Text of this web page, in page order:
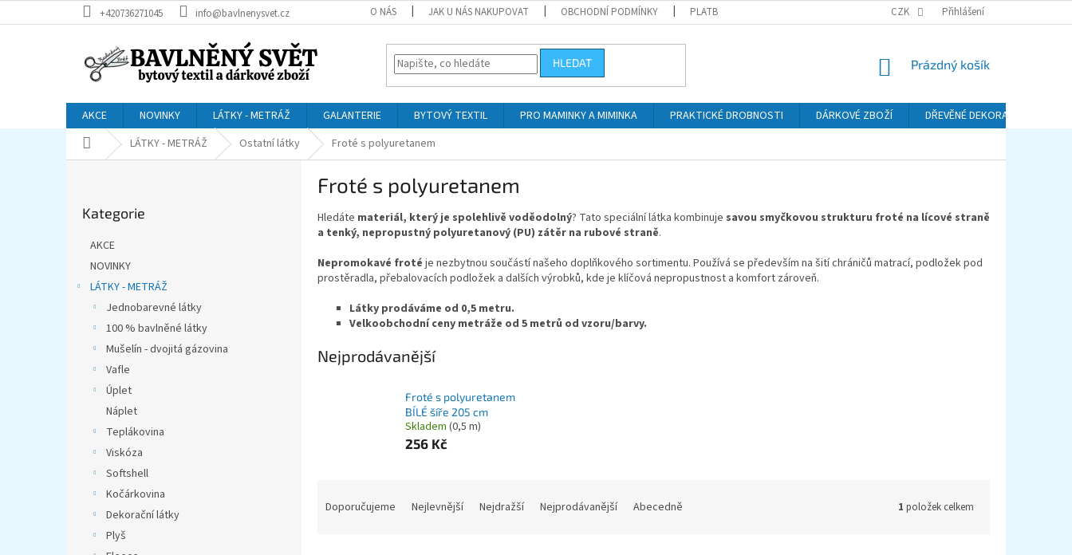
na
+420736271045 info@bavlnenysvet.cz O NÁS JAK U NÁS NAKUPOVAT OBCHODNÍ PODMÍNKY PLATBA A DOPRAVA PODMÍNKY OCHRANY OSOBNÍCH ÚDAJŮ (GDPR)
CZK Přihlášení
HLEDAT
NÁKUPNÍ
Prázdný košík
AKCE NOVINKY LÁTKY - METRÁŽ GALANTERIE BYTOVÝ TEXTIL PRO MAMINKY A MIMINKA PRAKTICKÉ DROBNOSTI DÁRKOVÉ ZBOŽÍ DŘEVĚNÉ DEKORACE
Domů LÁTKY - METRÁŽ Ostatní látky Froté s polyuretanem
kategorie
Kategorie
AKCE
NOVINKY
LÁTKY - METRÁŽ
Jednobarevné látky
100 % bavlněné látky
Mušelín - dvojitá gázovina
Vafle
Úplet
Náplet
Teplákovina
Viskóza
Softshell
Kočárkovina
Dekorační látky
Plyš
Froté s polyuretanem
Hledáte materiál, který je spolehlivě voděodolný? Tato speciální látka kombinuje savou smyčkovou strukturu froté na lícové straně
a tenký, nepropustný polyuretanový (PU) zátěr na rubové straně.
Nepromokavé froté je nezbytnou součástí našeho doplňkového sortimentu. Používá se především na šití chráničů matrací, podložek pod
prostěradla, přebalovacích podložek a dalších výrobků, kde je klíčová nepropustnost a komfort zároveň.
Látky prodáváme od 0,5 metru.
Velkoobchodní ceny metráže od 5 metrů od vzoru/barvy.
Nejprodávanější
Froté s polyuretanem
BÍLÉ šíře 205 cm
Skladem (0,5 m)
256 Kč
Doporučujeme Nejlevnější Nejdražší Nejprodávanější Abecedně 1 položek celkem